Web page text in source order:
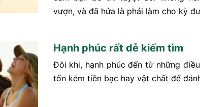
vượn, và đã hứa là phải làm cho kỳ
Hạnh phúc rất dễ kiếm tìm
Đôi khi, hạnh phúc đến từ những
tốn kém tiền bạc hay vật chất để